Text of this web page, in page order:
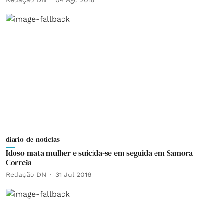
diario-de-noticias
Idoso mata mulher e suicida-se em seguida em Samora
Correia
Redação DN 31 Jul 2016